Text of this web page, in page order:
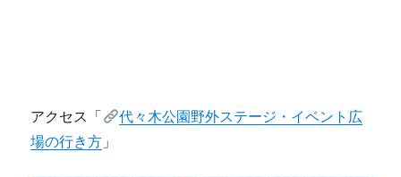
アクセス「
代々木公園野外ステージ・イベント広
場の行き方 」